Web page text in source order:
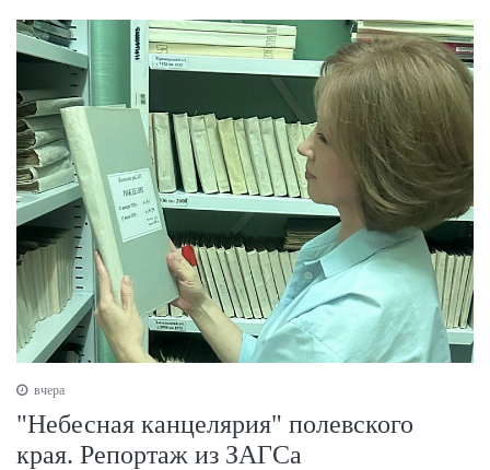
вчера
"Небесная канцелярия" полевского
края. Репортаж из ЗАГСа